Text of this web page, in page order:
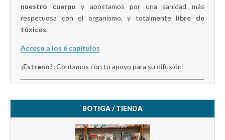
nuestro cuerpo y apostamos por una sanidad más
respetuosa con el organismo, y totalmente libre de
tóxicos.
Acceso a los 6 capítulos
¡Estreno! ¡Contamos con tu apoyo para su difusión!
BOTIGA / TIENDA